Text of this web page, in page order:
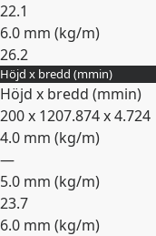
22.1
6.0 mm (kg/m)
26.2
Expandera
Höjd x bredd (mmin)
Höjd x bredd (mmin)
200 x 1207.874 x 4.724
4.0 mm (kg/m)
—
5.0 mm (kg/m)
23.7
6.0 mm (kg/m)